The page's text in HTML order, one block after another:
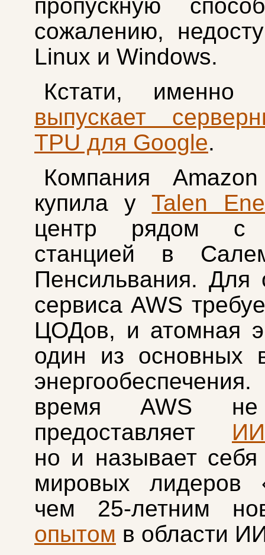
пропускную
сожалению,
Linux и Windows.
Кстати, именно
выпускает
TPU для Google.
Компания
купила уTalen
центр рядом с
станцией в
Пенсильвания. Для
сервиса AWS
ЦОДов, и атомная
один из основных
время AWS не
предоставляет
но и называет
мировых лидеров
чем 25-летним
опытом в области